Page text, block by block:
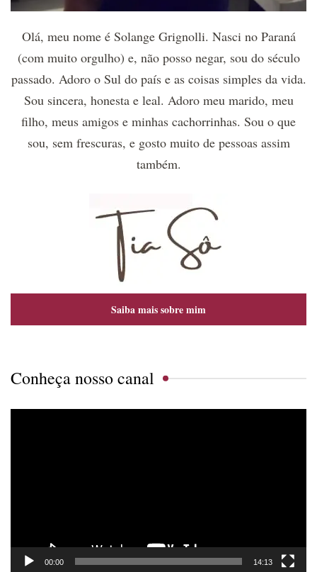
Olá, meu nome é Solange Grignolli. Nasci no Paraná
(com muito orgulho) e, não posso negar, sou do século
passado. Adoro o Sul do país e as coisas simples da vida.
Sou sincera, honesta e leal. Adoro meu marido, meu
filho, meus amigos e minhas cachorrinhas. Sou o que
sou, sem frescuras, e gosto muito de pessoas assim
também.
Saiba mais sobre mim
Conheça nosso canal
00:00 14:13